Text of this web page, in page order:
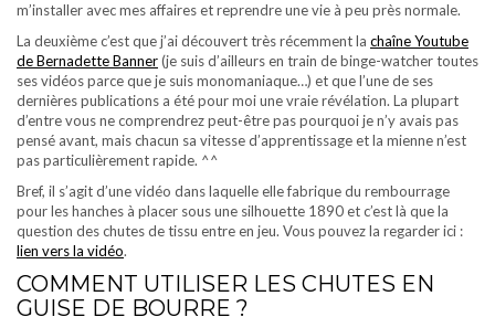
m’installer avec mes affaires et reprendre une vie à peu près normale.
La deuxième c’est que j’ai découvert très récemment la chaîne Youtube
de Bernadette Banner(je suis d’ailleurs en train de binge-watcher toutes
ses vidéos parce que je suis monomaniaque…) et que l’une de ses
dernières publications a été pour moi une vraie révélation. La plupart
d’entre vous ne comprendrez peut-être pas pourquoi je n’y avais pas
pensé avant, mais chacun sa vitesse d’apprentissage et la mienne n’est
pas particulièrement rapide. ^^
Bref, il s’agit d’une vidéo dans laquelle elle fabrique du rembourrage
pour les hanches à placer sous une silhouette 1890 et c’est là que la
question des chutes de tissu entre en jeu. Vous pouvez la regarder ici :
lien vers la vidéo.
COMMENT UTILISER LES CHUTES EN
GUISE DE BOURRE ?